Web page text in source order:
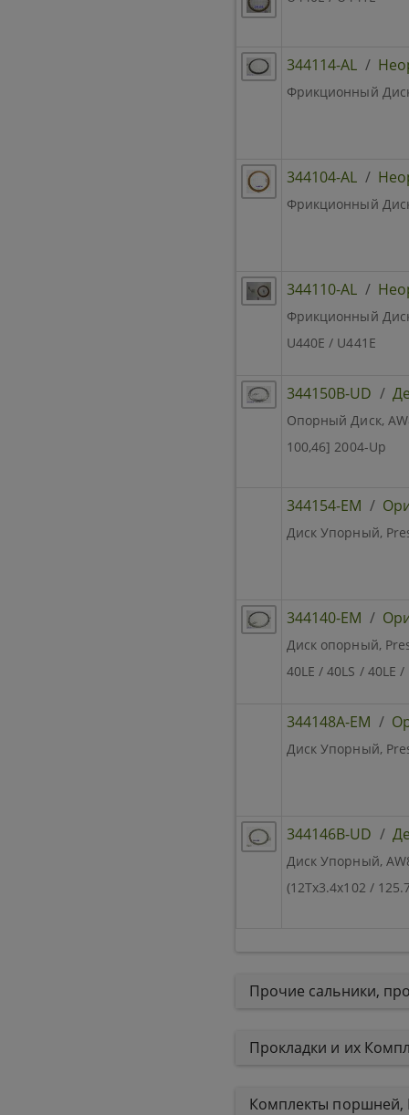
344114-AL /
Фрикционный
344104-AL /
Фрикционный
344110-AL /
Фрикционный
U440E / U441E
344150B-UD /
Опорный Диск,
100,46] 2004-Up
344154-EM /
Диск Упорный,
344140-EM /
Диск опорный,
40LE / 40LS / 40LE
344148A-EM /
Диск Упорный,
344146B-UD /
Диск Упорный,
(12Tx3.4x102 /
Прочие сальники,
Прокладки и их
Комплекты